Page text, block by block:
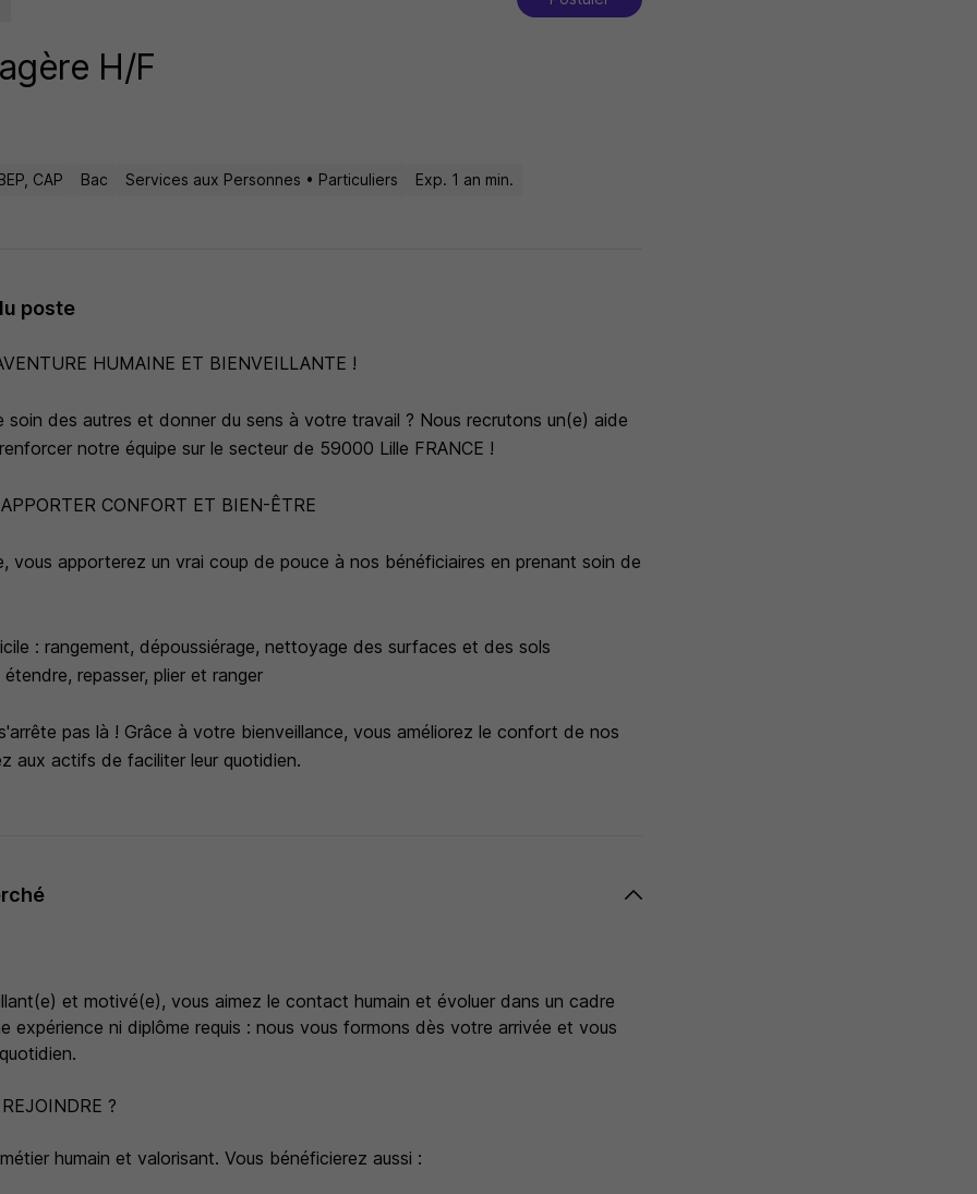
H/F
CAP Bac Services aux Personnes • Particuliers Exp. 1 an min.
poste
HUMAINE ET BIENVEILLANTE !
soin des autres et donner du sens à votre travail ? Nous recrutons un(e) aide
notre équipe sur le secteur de 59000 Lille FRANCE !
CONFORT ET BIEN-ÊTRE
vous apporterez un vrai coup de pouce à nos bénéficiaires en prenant soin de
: rangement, dépoussiérage, nettoyage des surfaces et des sols
repasser, plier et ranger
pas là ! Grâce à votre bienveillance, vous améliorez le confort de nos
aux actifs de faciliter leur quotidien.
et motivé(e), vous aimez le contact humain et évoluer dans un cadre
expérience ni diplôme requis : nous vous formons dès votre arrivée et vous
?
humain et valorisant. Vous bénéficierez aussi :